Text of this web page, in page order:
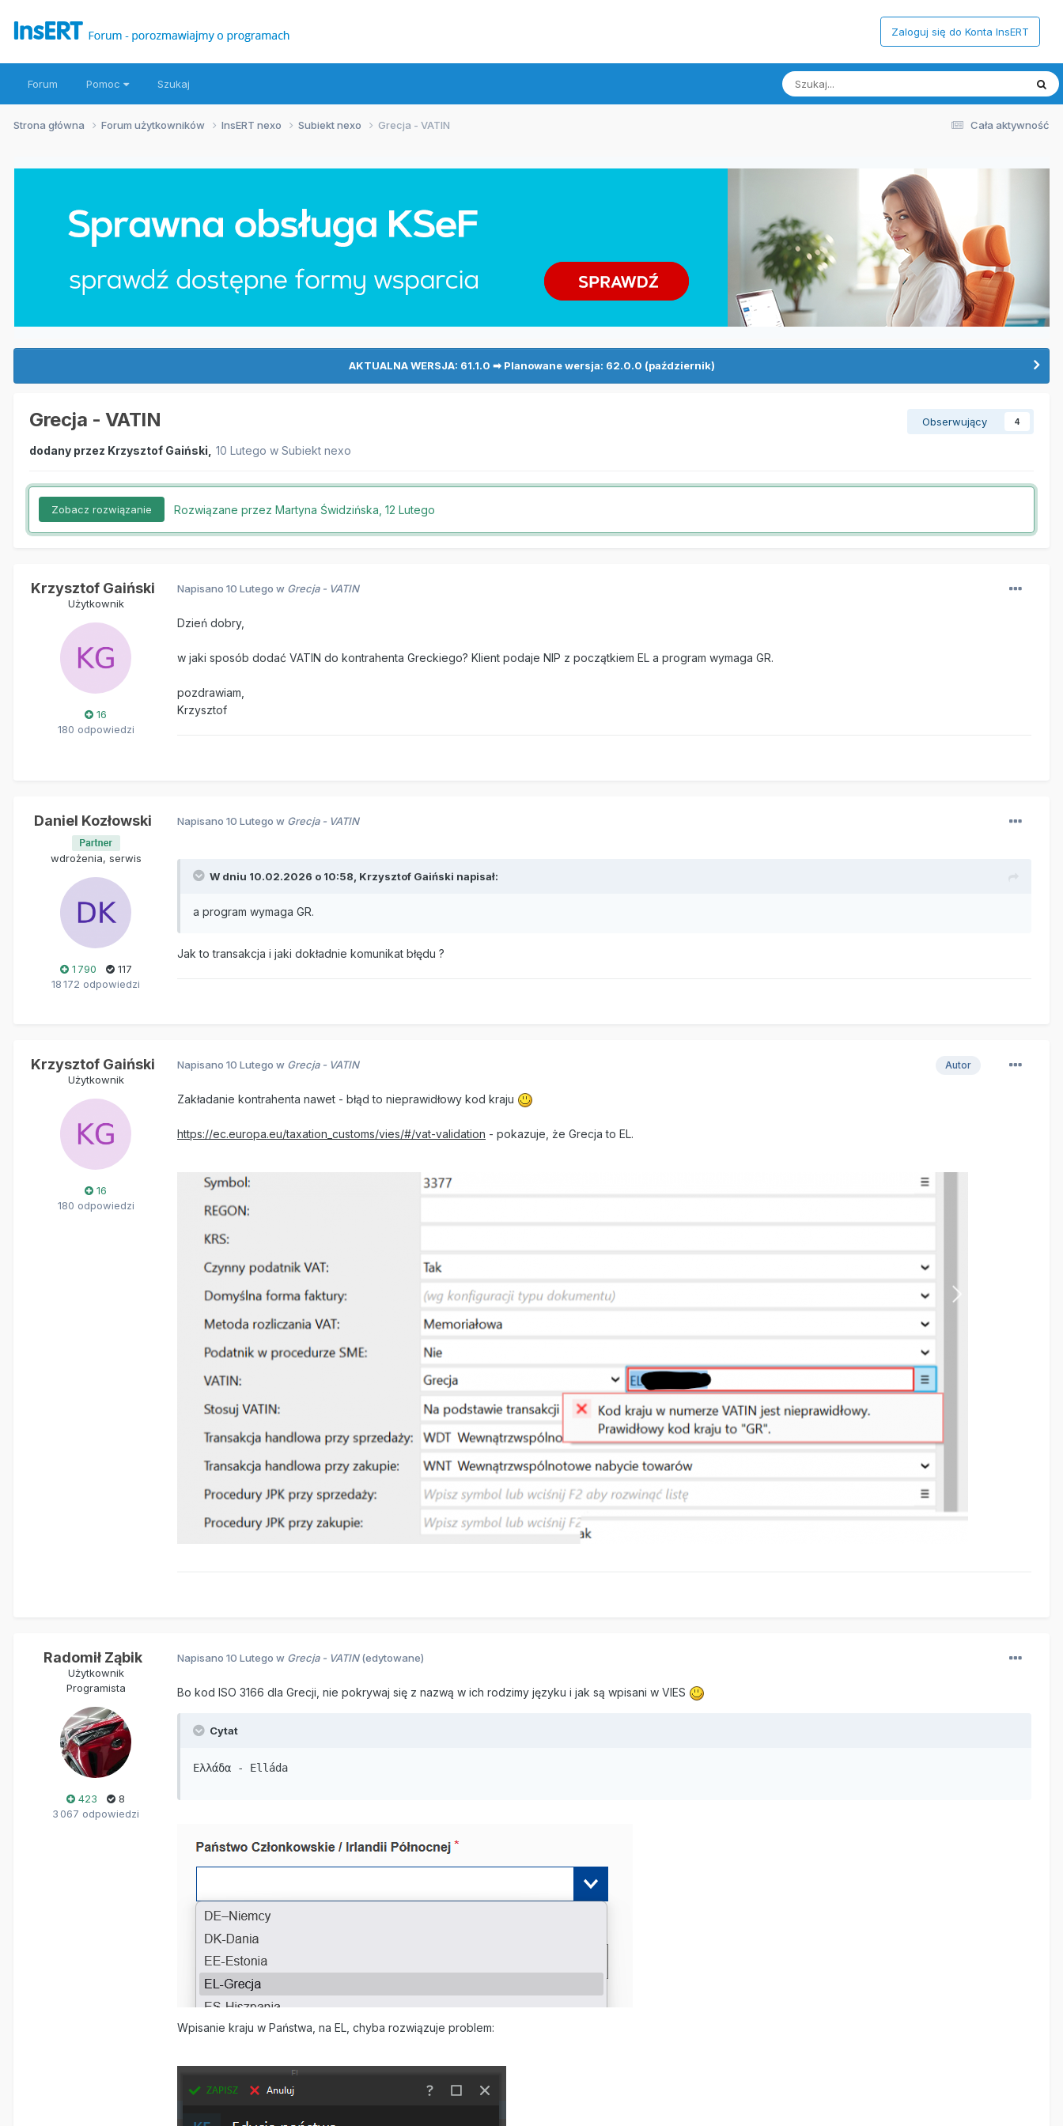
Zaloguj się do Konta InsERT
Forum Pomoc Szukaj
Cała aktywność
Strona główna Forum użytkowników InsERT nexo Subiekt nexo Grecja - VATIN
AKTUALNA WERSJA: 61.1.0 ➡ Planowane wersja: 62.0.0 (październik)
Grecja - VATIN Obserwujący 4
dodany przez Krzysztof Gaiński 10 Lutego w Subiekt nexo
Zobacz rozwiązanie Rozwiązane przez Martyna Świdzińska, 12 Lutego
Krzysztof Gaiński
Użytkownik
16
180 odpowiedzi
Napisano 10 Lutego w Grecja - VATIN
Dzień dobry,
w jaki sposób dodać VATIN do kontrahenta Greckiego? Klient podaje NIP z początkiem EL a program wymaga GR.
pozdrawiam,
Krzysztof
Daniel Kozłowski
wdrożenia, serwis
1 790
117
18 172 odpowiedzi
Napisano 10 Lutego w Grecja - VATIN
W dniu 10.02.2026 o 10:58, Krzysztof Gaiński napisał:
a program wymaga GR.
Jak to transakcja i jaki dokładnie komunikat błędu ?
Krzysztof Gaiński
Użytkownik
16
180 odpowiedzi
Autor
Napisano 10 Lutego w Grecja - VATIN
Zakładanie kontrahenta nawet - błąd to nieprawidłowy kod kraju
https://ec.europa.eu/taxation_customs/vies/#/vat-validation - pokazuje, że Grecja to EL.
Radomił Ząbik
Użytkownik
Programista
423
8
3 067 odpowiedzi
Napisano 10 Lutego w Grecja - VATIN (edytowane)
Bo kod ISO 3166 dla Grecji, nie pokrywaj się z nazwą w ich rodzimy języku i jak są wpisani w VIES
Cytat
Ελλάδα - Elláda
Wpisanie kraju w Państwa, na EL, chyba rozwiązuje problem: